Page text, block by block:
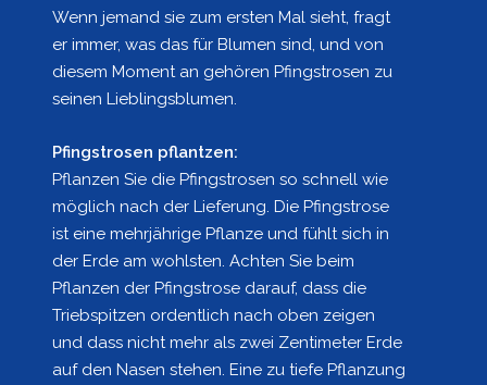
Wenn jemand sie zum ersten Mal sieht, fragt
er immer, was das für Blumen sind, und von
diesem Moment an gehören Pfingstrosen zu
seinen Lieblingsblumen.
Pfingstrosen pflantzen:
Pflanzen Sie die Pfingstrosen so schnell wie
möglich nach der Lieferung. Die Pfingstrose
ist eine mehrjährige Pflanze und fühlt sich in
der Erde am wohlsten. Achten Sie beim
Pflanzen der Pfingstrose darauf, dass die
Triebspitzen ordentlich nach oben zeigen
und dass nicht mehr als zwei Zentimeter Erde
auf den Nasen stehen. Eine zu tiefe Pflanzung